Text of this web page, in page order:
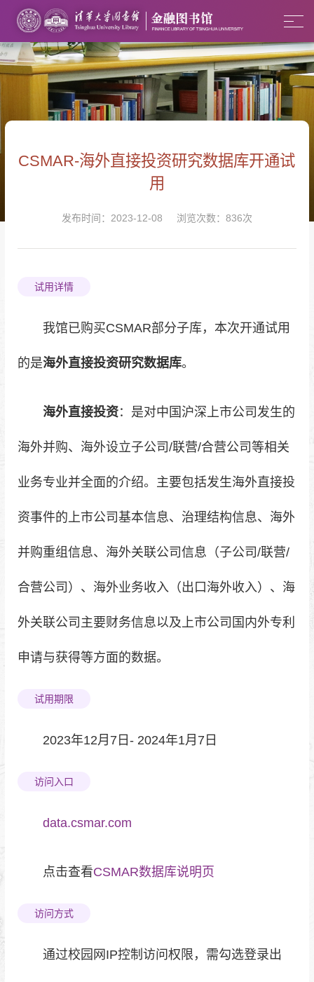
CSMAR-海外直接投资研究数据库开通试
用
发布时间：2023-12-08 浏览次数： 836次
试用详情
我馆已购买CSMAR部分子库，本次开通试用
的是海外直接投资研究数据库。
海外直接投资：是对中国沪深上市公司发生的
海外并购、海外设立子公司/联营/合营公司等相关
业务专业并全面的介绍。主要包括发生海外直接投
资事件的上市公司基本信息、治理结构信息、海外
并购重组信息、海外关联公司信息（子公司/联营/
合营公司）、海外业务收入（出口海外收入）、海
外关联公司主要财务信息以及上市公司国内外专利
申请与获得等方面的数据。
试用期限
2023年12月7日- 2024年1月7日
访问入口
data.csmar.com
点击查看CSMAR数据库说明页
访问方式
通过校园网IP控制访问权限，需勾选登录出